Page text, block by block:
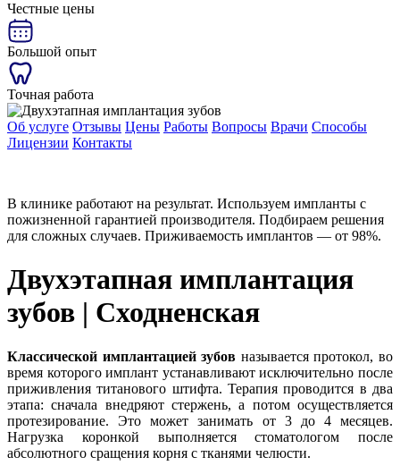
Честные цены
Большой опыт
Точная работа
Об услуге Отзывы Цены Работы Вопросы Врачи Способы
Лицензии Контакты
В клинике работают на результат. Используем импланты с
пожизненной гарантией производителя. Подбираем решения
для сложных случаев. Приживаемость имплантов — от 98%.
Двухэтапная имплантация
зубов | Сходненская
Классической имплантацией зубов называется протокол, во
время которого имплант устанавливают исключительно после
приживления титанового штифта. Терапия проводится в два
этапа: сначала внедряют стержень, а потом осуществляется
протезирование. Это может занимать от 3 до 4 месяцев.
Нагрузка коронкой выполняется стоматологом после
абсолютного сращения корня с тканями челюсти.